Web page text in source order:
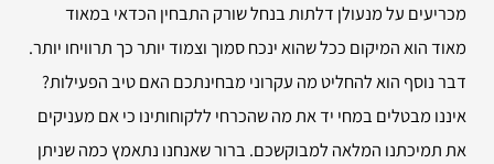
מכריעים על מנעולן דלתות בנחל שורק התבחין הכדאי במאוד
מאוד הוא המיקום ככל שהוא ינכח סמוך וצמוד יותר כך תרוויחו יותר.
דבר נוסף הוא להחליט מה עקרוני מבחינתכם האם טיב הפעילות?
איננו מבטלים במחי יד את מה שהכרחי ללקוחותינו כי אם מעניקים
את תמיכתנו המלאה למבוקשכם. ברור שאנחנו נתאמץ כמה שניתן